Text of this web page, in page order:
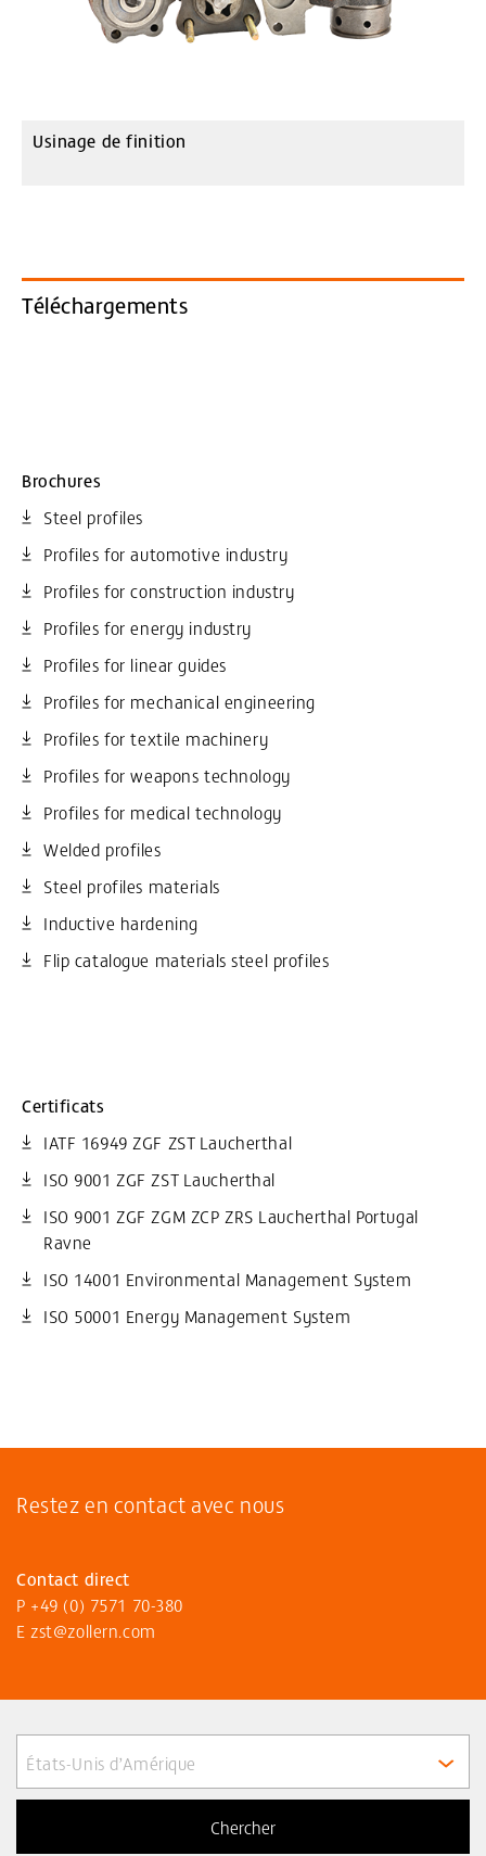
Usinage de finition
Téléchargements
Brochures
Steel profiles
Profiles for automotive industry
Profiles for construction industry
Profiles for energy industry
Profiles for linear guides
Profiles for mechanical engineering
Profiles for textile machinery
Profiles for weapons technology
Profiles for medical technology
Welded profiles
Steel profiles materials
Inductive hardening
Flip catalogue materials steel profiles
Certificats
IATF 16949 ZGF ZST Laucherthal
ISO 9001 ZGF ZST Laucherthal
ISO 9001 ZGF ZGM ZCP ZRS Laucherthal Portugal
Ravne
ISO 14001 Environmental Management System
ISO 50001 Energy Management System
Restez en contact avec nous
Contact direct
P +49 (0) 7571 70-380
E zst@zollern.com
États-Unis d’Amérique